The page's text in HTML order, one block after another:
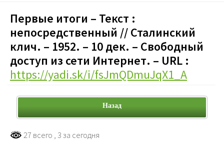
Первые итоги – Текст :
непосредственный // Сталинский
клич. – 1952. – 10 дек. – Свободный
доступ из сети Интернет. – URL :
https://yadi.sk/i/fsJmQDmuJqX1_A
Назад
27 всего , 3 за сегодня